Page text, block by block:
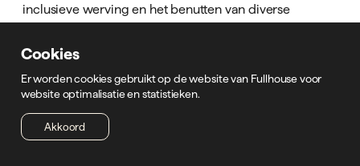
Cookies
Er worden cookies gebruikt op de website van Fullhouse voor
website optimalisatie en statistieken.
Akkoord
inclusieve werving en het benutten van diverse
mogelijk om snel op- en af te schalen, afhankelijk van
een dynamische arbeidsmarkt. De toekomst van RPO
inzicht en een wendbare aanpak voor blijvend